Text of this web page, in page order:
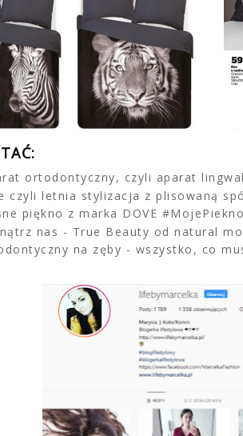
ortodontyczny, czyli aparat
czyli letnia stylizacja z plisowaną
piękno z marka DOVE
nas - True Beauty od natural
na zęby - wszystko, co